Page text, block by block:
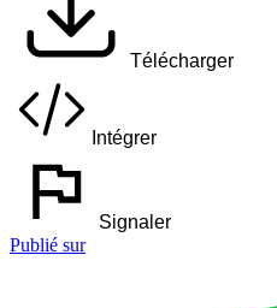
Télécharger
Intégrer
Signaler
Publié sur